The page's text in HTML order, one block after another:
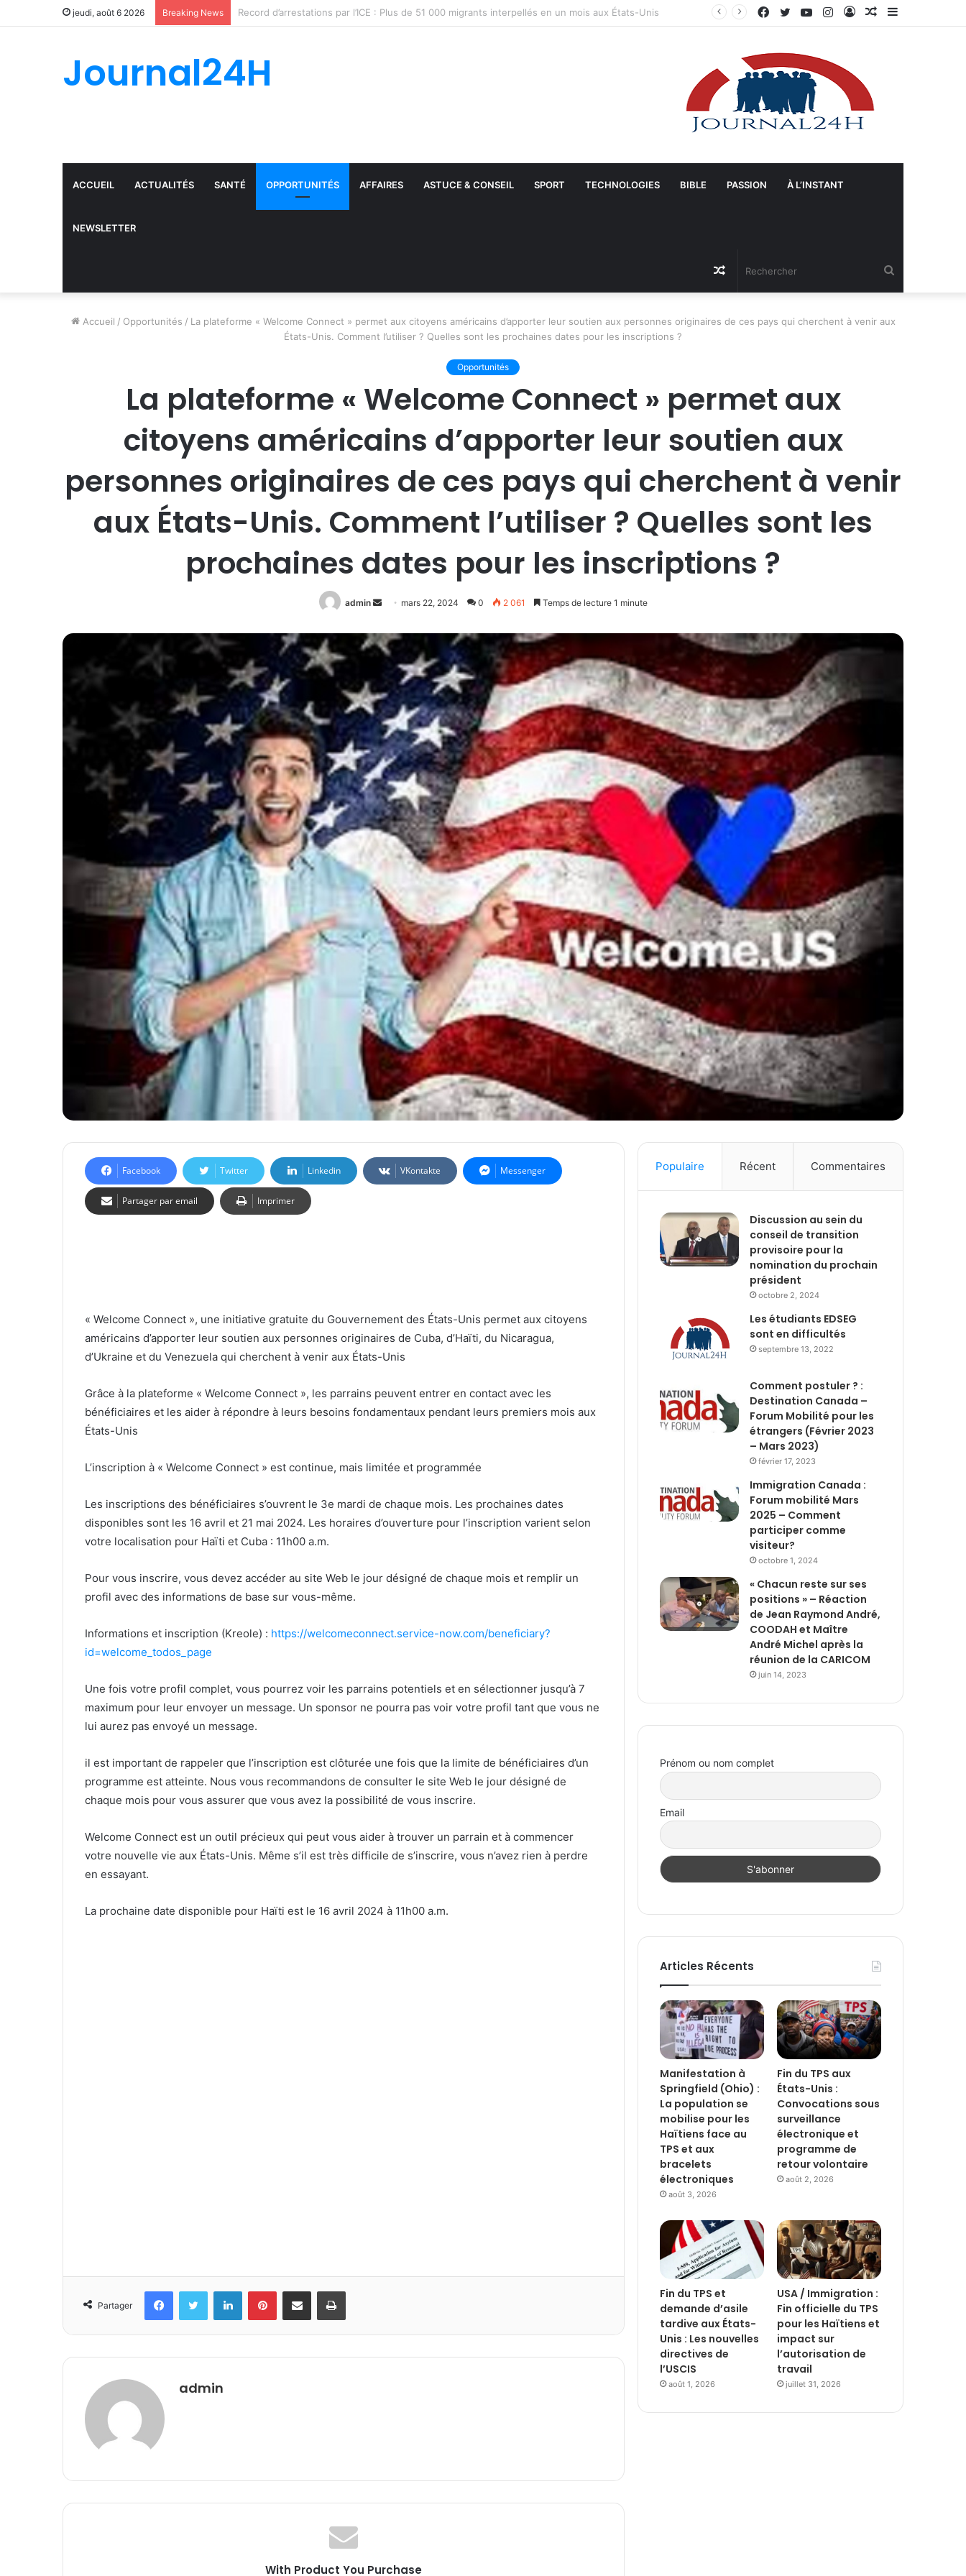
jeudi, août 6 2026 Breaking News
Sidebar
Article
Connexion
Instagram
YouTube
Twitter
Facebook
Journal24H
ACCUEIL ACTUALITÉS SANTÉ OPPORTUNITÉS AFFAIRES ASTUCE & CONSEIL SPORT TECHNOLOGIES BIBLE PASSION À L’INSTANT
NEWSLETTER
Article
Accueil / Opportunités / La plateforme « Welcome Connect » permet aux citoyens américains d’apporter leur soutien aux personnes originaires de ces pays qui cherchent à venir aux
États-Unis. Comment l’utiliser ? Quelles sont les prochaines dates pour les inscriptions ?
Opportunités
La plateforme « Welcome Connect » permet aux
citoyens américains d’apporter leur soutien aux
personnes originaires de ces pays qui cherchent à venir
aux États-Unis. Comment l’utiliser ? Quelles sont les
prochaines dates pour les inscriptions ?
admin
Envoyer
courriel
mars 22, 2024 0 2 061 Temps de lecture 1 minute
Facebook Twitter Linkedin VKontakte Messenger
Partager par email Imprimer
« Welcome Connect », une initiative gratuite du Gouvernement des États-Unis permet aux citoyens
américains d’apporter leur soutien aux personnes originaires de Cuba, d’Haïti, du Nicaragua,
d’Ukraine et du Venezuela qui cherchent à venir aux États-Unis
Grâce à la plateforme « Welcome Connect », les parrains peuvent entrer en contact avec les
bénéficiaires et les aider à répondre à leurs besoins fondamentaux pendant leurs premiers mois aux
États-Unis
L’inscription à « Welcome Connect » est continue, mais limitée et programmée
Les inscriptions des bénéficiaires s’ouvrent le 3e mardi de chaque mois. Les prochaines dates
disponibles sont les 16 avril et 21 mai 2024. Les horaires d’ouverture pour l’inscription varient selon
votre localisation pour Haïti et Cuba : 11h00 a.m.
Pour vous inscrire, vous devez accéder au site Web le jour désigné de chaque mois et remplir un
profil avec des informations de base sur vous-même.
Informations et inscription (Kreole) : https://welcomeconnect.service-now.com/beneficiary?
id=welcome_todos_page
Une fois votre profil complet, vous pourrez voir les parrains potentiels et en sélectionner jusqu’à 7
maximum pour leur envoyer un message. Un sponsor ne pourra pas voir votre profil tant que vous ne
lui aurez pas envoyé un message.
il est important de rappeler que l’inscription est clôturée une fois que la limite de bénéficiaires d’un
programme est atteinte. Nous vous recommandons de consulter le site Web le jour désigné de
chaque mois pour vous assurer que vous avez la possibilité de vous inscrire.
Welcome Connect est un outil précieux qui peut vous aider à trouver un parrain et à commencer
votre nouvelle vie aux États-Unis. Même s’il est très difficile de s’inscrire, vous n’avez rien à perdre
en essayant.
La prochaine date disponible pour Haïti est le 16 avril 2024 à 11h00 a.m.
Partager
FacebookTwitter LinkedinPinterestPartager par email Imprimer
admin
With Product You Purchase
Populaire Récent Commentaires
Discussion au sein du
conseil de transition
provisoire pour la
nomination du prochain
président
octobre 2, 2024
Les étudiants EDSEG
sont en difficultés
septembre 13, 2022
Comment postuler ? :
Destination Canada –
Forum Mobilité pour les
étrangers (Février 2023
– Mars 2023)
février 17, 2023
Immigration Canada :
Forum mobilité Mars
2025 – Comment
participer comme
visiteur?
octobre 1, 2024
« Chacun reste sur ses
positions » – Réaction
de Jean Raymond André,
COODAH et Maître
André Michel après la
réunion de la CARICOM
juin 14, 2023
Prénom ou nom complet
Email
Articles Récents
Manifestation à
Springfield (Ohio) :
La population se
mobilise pour les
Haïtiens face au
TPS et aux
bracelets
électroniques
août 3, 2026
Fin du TPS aux
États-Unis :
Convocations sous
surveillance
électronique et
programme de
retour volontaire
août 2, 2026
Fin du TPS et
demande d’asile
tardive aux États-
Unis : Les nouvelles
directives de
l’USCIS
août 1, 2026
USA / Immigration :
Fin officielle du TPS
pour les Haïtiens et
impact sur
l’autorisation de
travail
juillet 31, 2026